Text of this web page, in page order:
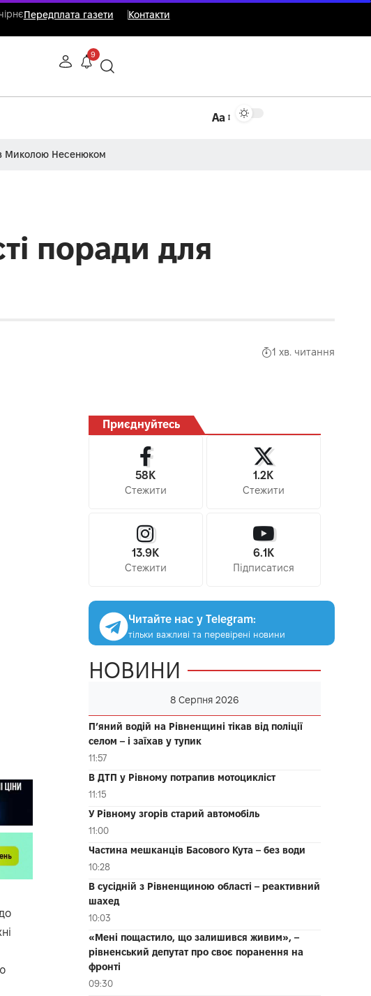
Передплата газети Контакти
9
Аа
Миколою Несенюком
поради для
1 хв. читання
Приєднуйтесь
58K
Стежити
1.2K
Стежити
13.9K
Стежити
6.1K
Підписатися
Читайте нас у Telegram:
тільки важливі та перевірені новини
НОВИНИ
8 Серпня 2026
П’яний водій на Рівненщині тікав від поліції
селом – і заїхав у тупик
11:57
В ДТП у Рівному потрапив мотоцикліст
11:15
У Рівному згорів старий автомобіль
11:00
Частина мешканців Басового Кута – без води
10:28
В сусідній з Рівненщиною області – реактивний
шахед
10:03
«Мені пощастило, що залишився живим», –
рівненський депутат про своє поранення на
фронті
09:30